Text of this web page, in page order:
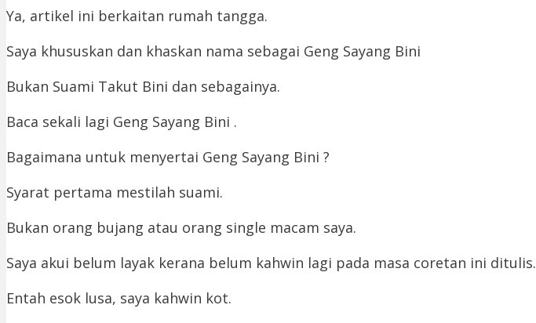
Ya, artikel ini berkaitan rumah tangga.
Saya khususkan dan khaskan nama sebagai Geng Sayang Bini
Bukan Suami Takut Bini dan sebagainya.
Baca sekali lagi Geng Sayang Bini .
Bagaimana untuk menyertai Geng Sayang Bini ?
Syarat pertama mestilah suami.
Bukan orang bujang atau orang single macam saya.
Saya akui belum layak kerana belum kahwin lagi pada masa coretan ini ditulis.
Entah esok lusa, saya kahwin kot.